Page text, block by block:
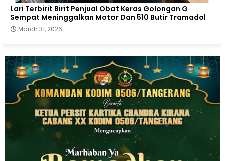
Lari Terbirit Birit Penjual Obat Keras Golongan G
Sempat Meninggalkan Motor Dan 510 Butir Tramadol
March 31, 2026